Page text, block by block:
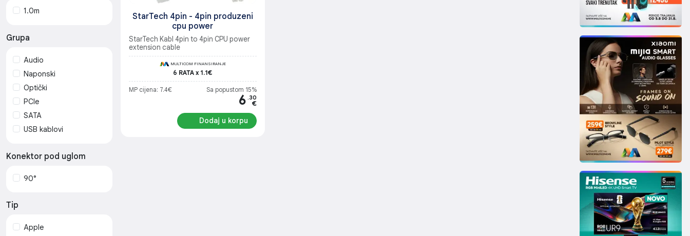
LogiLink
MS Industrial
Onten
ProXtend
Rampage
Razni proizvodjaci
REMAX
Rotronic
StarTech
STLAB
TP LINK
1.0m
Grupa
Audio
Naponski
Optički
PCIe
SATA
USB kablovi
Konektor pod uglom
90°
Tip
Apple
StarTech 4pin - 4pin produzeni
cpu power
StarTech Kabl 4pin to 4pin CPU power
extension cable
MULTICOM FINANSIRANJE
6 RATA x 1.1€
MP cijena: 7.4€ Sa popustom 15%
6 .30
€
Dodaj u korpu